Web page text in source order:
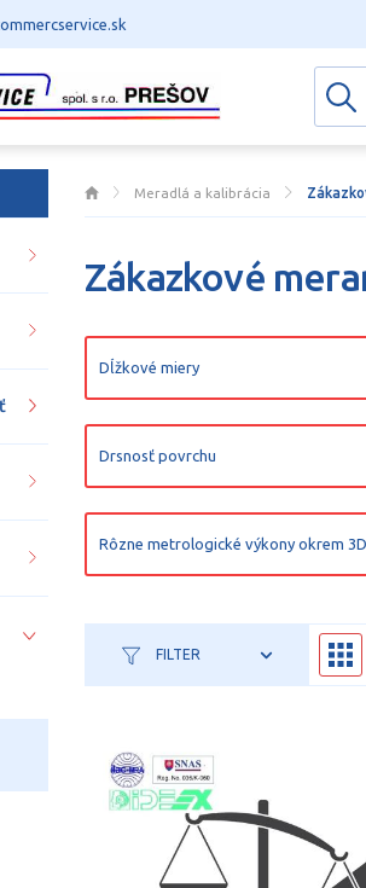
Meradlá a kalibrácia
Zákazkové
Dĺžkové miery
Drsnosť povrchu
Rôzne metrologické výkony okrem 3D
FILTER